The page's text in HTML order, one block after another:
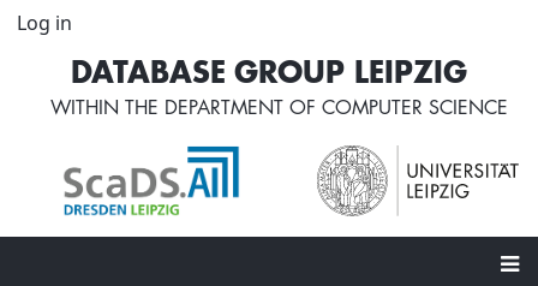
Skip
content
User
account
menu
Log in
DATABASE GROUP LEIPZIG
WITHIN THE DEPARTMENT OF COMPUTER SCIENCE